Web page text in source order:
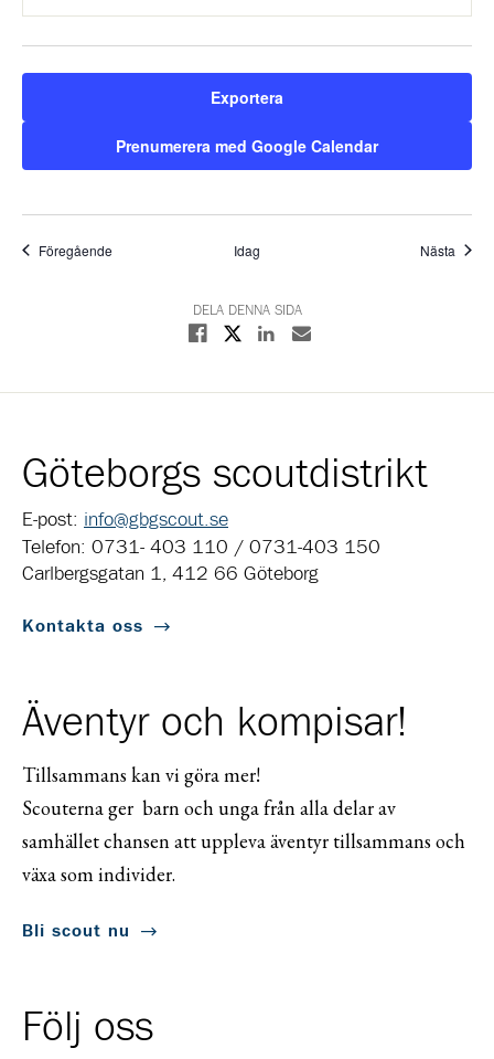
Exportera
Prenumerera med Google Calendar
Föregående Idag Nästa
DELA DENNA SIDA
Dela på Facebook
Dela på XDela på Linkedin
Dela med E-post
Göteborgs scoutdistrikt
E-post: info@gbgscout.se
Telefon: 0731- 403 110 / 0731-403 150
Carlbergsgatan 1, 412 66 Göteborg
Kontakta oss
Äventyr och kompisar!
Tillsammans kan vi göra mer!
Scouterna ger barn och unga från alla delar av
samhället chansen att uppleva äventyr tillsammans och
växa som individer.
Bli scout nu
Följ oss